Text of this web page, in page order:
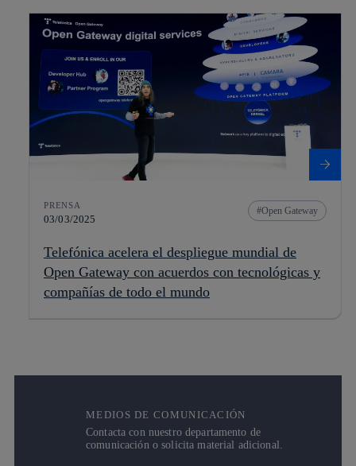
PRENSA
03/03/2025
Open Gateway
Telefónica acelera el despliegue mundial de
Open Gateway con acuerdos con tecnológicas y
compañías de todo el mundo
MEDIOS DE COMUNICACIÓN
Contacta con nuestro departamento de
comunicación o solicita material adicional.